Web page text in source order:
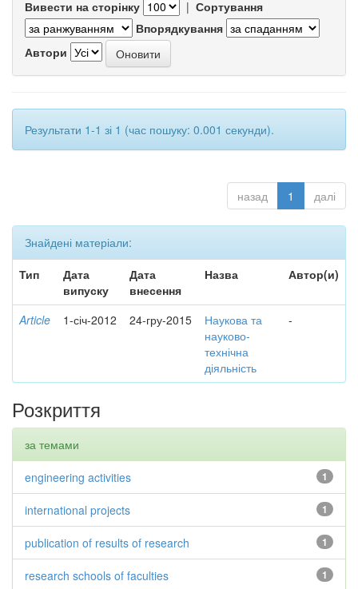
Вивести на сторінку | Сортування
Впорядкування
Автори
Результати 1-1 зі 1 (час пошуку: 0.001 секунди).
назад 1 далі
Знайдені матеріали:
Тип
Дата
випуску
Дата
внесення
Назва Автор(и)
Article 1-січ-2012 24-гру-2015
Наукова та
науково-
технічна
діяльність
-
Розкриття
за темами
1
engineering activities
1
international projects
1
publication of results of research
1
research schools of faculties